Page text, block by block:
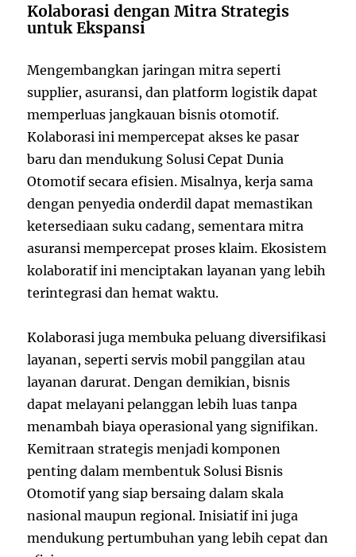
Kolaborasi dengan Mitra Strategis
untuk Ekspansi
Mengembangkan jaringan mitra seperti
supplier, asuransi, dan platform logistik dapat
memperluas jangkauan bisnis otomotif.
Kolaborasi ini mempercepat akses ke pasar
baru dan mendukung Solusi Cepat Dunia
Otomotif secara efisien. Misalnya, kerja sama
dengan penyedia onderdil dapat memastikan
ketersediaan suku cadang, sementara mitra
asuransi mempercepat proses klaim. Ekosistem
kolaboratif ini menciptakan layanan yang lebih
terintegrasi dan hemat waktu.
Kolaborasi juga membuka peluang diversifikasi
layanan, seperti servis mobil panggilan atau
layanan darurat. Dengan demikian, bisnis
dapat melayani pelanggan lebih luas tanpa
menambah biaya operasional yang signifikan.
Kemitraan strategis menjadi komponen
penting dalam membentuk Solusi Bisnis
Otomotif yang siap bersaing dalam skala
nasional maupun regional. Inisiatif ini juga
mendukung pertumbuhan yang lebih cepat dan